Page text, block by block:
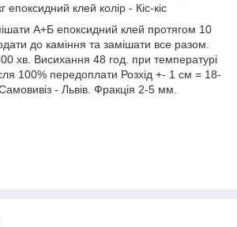
епоксидний клей колір - Кіс-кіс
А+Б епоксидний клей протягом 10
до каміння та замішати все разом.
хв. Висихання 48 год. при температурі
100% передоплати Розхід +- 1 см = 18-
- Львів. Фракція 2-5 мм.